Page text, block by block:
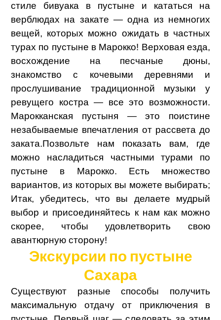
стиле бивуака в пустыне и кататься на
верблюдах на закате — одна из немногих
вещей, которых можно ожидать в частных
турах по пустыне в Марокко! Верховая езда,
восхождение на песчаные дюны,
знакомство с кочевыми деревнями и
прослушивание традиционной музыки у
ревущего костра — все это возможности.
Марокканская пустыня — это поистине
незабываемые впечатления от рассвета до
заката.Позвольте нам показать вам, где
можно насладиться частными турами по
пустыне в Марокко. Есть множество
вариантов, из которых вы можете выбирать;
Итак, убедитесь, что вы делаете мудрый
выбор и присоединяйтесь к нам как можно
скорее, чтобы удовлетворить свою
авантюрную сторону!
Экскурсии по пустыне
Сахара
Существуют разные способы получить
максимальную отдачу от приключения в